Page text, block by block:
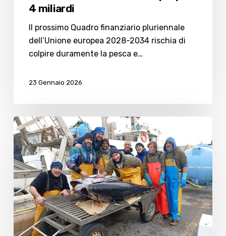
4 miliardi
Il prossimo Quadro finanziario pluriennale
dell’Unione europea 2028-2034 rischia di
colpire duramente la pesca e…
23 Gennaio 2026
Tonni
rossi
nella
rete:
festa
sui
pescherecci
Sirio
e